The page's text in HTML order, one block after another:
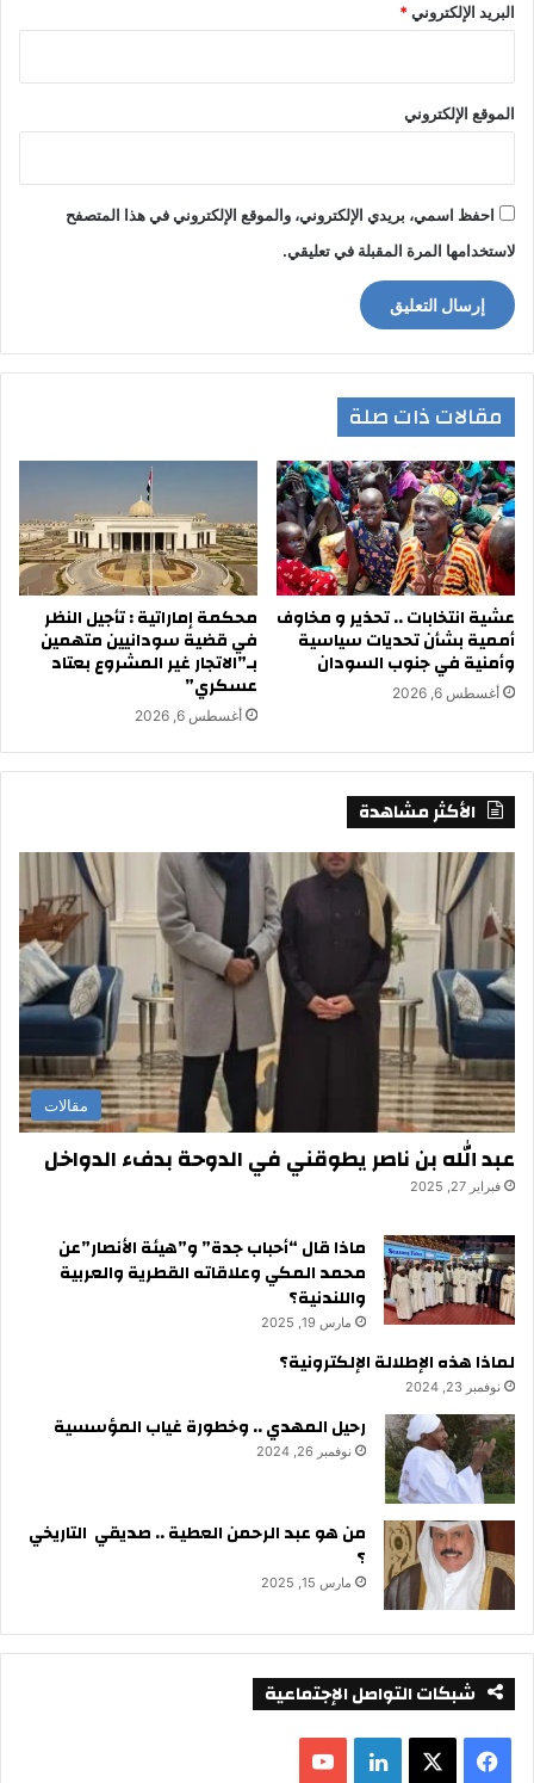
البريد الإلكتروني*
الموقع الإلكتروني
احفظ اسمي، بريدي الإلكتروني، والموقع الإلكتروني في هذا المتصفح
لاستخدامها المرة المقبلة في تعليقي.
مقالات ذات صلة
عشية انتخابات .. تحذير و مخاوف
أممية بشأن تحديات سياسية
وأمنية في جنوب السودان
أغسطس 6, 2026
محكمة إماراتية : تأجيل النظر
في قضية سودانيين متهمين
بـ”الاتجار غير المشروع بعتاد
عسكري”
أغسطس 6, 2026
الأكثر مشاهدة
مقالات
عبد الله بن ناصر يطوقني في الدوحة بدفء الدواخل
فبراير 27, 2025
ماذا قال “أحباب جدة” و”هيئة الأنصار”عن
محمد المكي وعلاقاته القطرية والعربية
واللندنية؟
مارس 19, 2025
لماذا هذه الإطلالة الإلكترونية؟
نوفمبر 23, 2024
رحيل المهدي .. وخطورة غياب المؤسسية
نوفمبر 26, 2024
من هو عبد الرحمن العطية .. صديقي التاريخي
؟
مارس 15, 2025
شبكات التواصل الإجتماعية